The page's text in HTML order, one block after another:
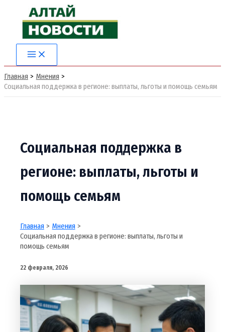
содержимому
Main
Menu
Главная
Мнения
Социальная поддержка в регионе: выплаты, льготы и помощь семьям
Социальная поддержка в
регионе: выплаты, льготы и
помощь семьям
Главная
Мнения
Социальная поддержка в регионе: выплаты, льготы и
помощь семьям
22 февраля, 2026